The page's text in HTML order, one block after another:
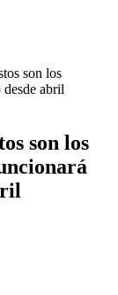
son los
abril
son los